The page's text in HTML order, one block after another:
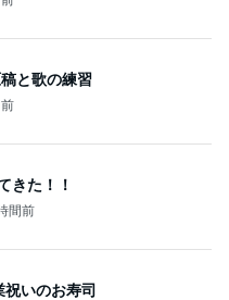
と歌の練習
きた！！
間前
いのお寿司